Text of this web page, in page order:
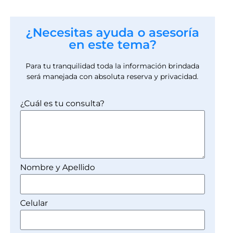
¿Necesitas ayuda o asesoría
en este tema?
Para tu tranquilidad toda la información brindada
será manejada con absoluta reserva y privacidad.
¿Cuál es tu consulta?
Nombre y Apellido
Celular